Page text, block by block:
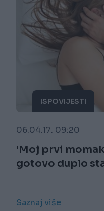
ISPOVIJESTI
06.04.17. 09:20
'Moj prvi
gotovo duplo
Saznaj više